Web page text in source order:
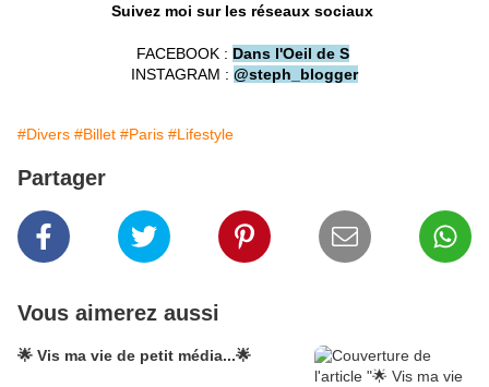
Suivez moi sur les réseaux sociaux
FACEBOOK : Dans l'Oeil de S
INSTAGRAM : @steph_blogger
#Divers #Billet #Paris #Lifestyle
Partager
Vous aimerez aussi
🌟 Vis ma vie de petit média...🌟